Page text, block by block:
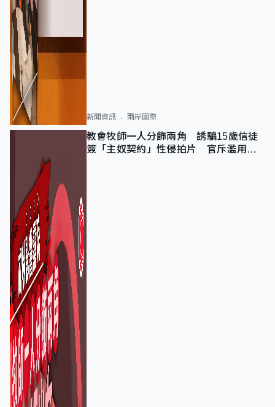
新聞資訊 兩岸國際
教會牧師一人分飾兩角 誘騙15歲信徒
簽「主奴契約」性侵拍片 官斥濫用教